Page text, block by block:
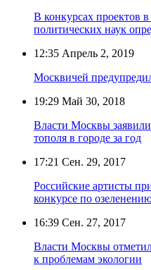
В конкурсах проектов
политических наук
12:35 Апрель 2, 2019
Москвичей
19:29 Май 30, 2018
Власти Москвы
тополя в городе за год
17:21 Сен. 29, 2017
Российские артисты
конкурсе по
16:39 Сен. 27, 2017
Власти Москвы
к проблемам экологии